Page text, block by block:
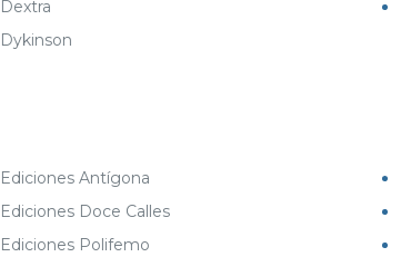
Dextra
Dykinson
Ediciones Antígona
Ediciones Doce Calles
Ediciones Polifemo